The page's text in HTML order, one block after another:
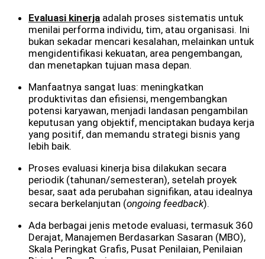
Evaluasi kinerja adalah proses sistematis untuk
menilai performa individu, tim, atau organisasi. Ini
bukan sekadar mencari kesalahan, melainkan untuk
mengidentifikasi kekuatan, area pengembangan,
dan menetapkan tujuan masa depan.
Manfaatnya sangat luas: meningkatkan
produktivitas dan efisiensi, mengembangkan
potensi karyawan, menjadi landasan pengambilan
keputusan yang objektif, menciptakan budaya kerja
yang positif, dan memandu strategi bisnis yang
lebih baik.
Proses evaluasi kinerja bisa dilakukan secara
periodik (tahunan/semesteran), setelah proyek
besar, saat ada perubahan signifikan, atau idealnya
secara berkelanjutan (ongoing feedback).
Ada berbagai jenis metode evaluasi, termasuk 360
Derajat, Manajemen Berdasarkan Sasaran (MBO),
Skala Peringkat Grafis, Pusat Penilaian, Penilaian